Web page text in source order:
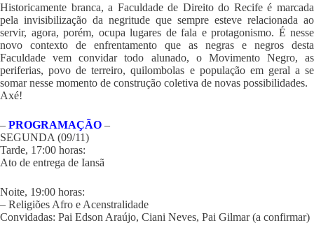
Historicamente branca, a Faculdade de Direito do Recife é marcada
pela invisibilização da negritude que sempre esteve relacionada ao
servir, agora, porém, ocupa lugares de fala e protagonismo. É nesse
novo contexto de enfrentamento que as negras e negros desta
Faculdade vem convidar todo alunado, o Movimento Negro, as
periferias, povo de terreiro, quilombolas e população em geral a se
somar nesse momento de construção coletiva de novas possibilidades.
Axé!
– PROGRAMAÇÃO –
SEGUNDA (09/11)
Tarde, 17:00 horas:
Ato de entrega de Iansã
Noite, 19:00 horas:
– Religiões Afro e Acenstralidade
Convidadas: Pai Edson Araújo, Ciani Neves, Pai Gilmar (a confirmar)